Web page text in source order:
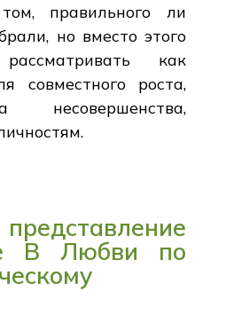
правильного ли
но вместо этого
как
совместного роста,
В Любви по